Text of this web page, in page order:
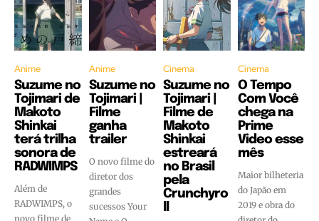
Anime
Suzume no
Tojimari de
Makoto
Shinkai
terá trilha
sonora de
RADWIMPS
Além de
RADWIMPS, o
novo filme de
Anime
Suzume no
Tojimari |
Filme
ganha
trailer
O novo filme do
diretor dos
grandes
sucessos Your
Cinema
Suzume no
Tojimari |
Filme de
Makoto
Shinkai
estreará
no Brasil
pela
Crunchyro
Cinema
O Tempo
Com Você
chega na
Prime
Video esse
mês
Maior bilheteria
do Japão em
2019 e obra do